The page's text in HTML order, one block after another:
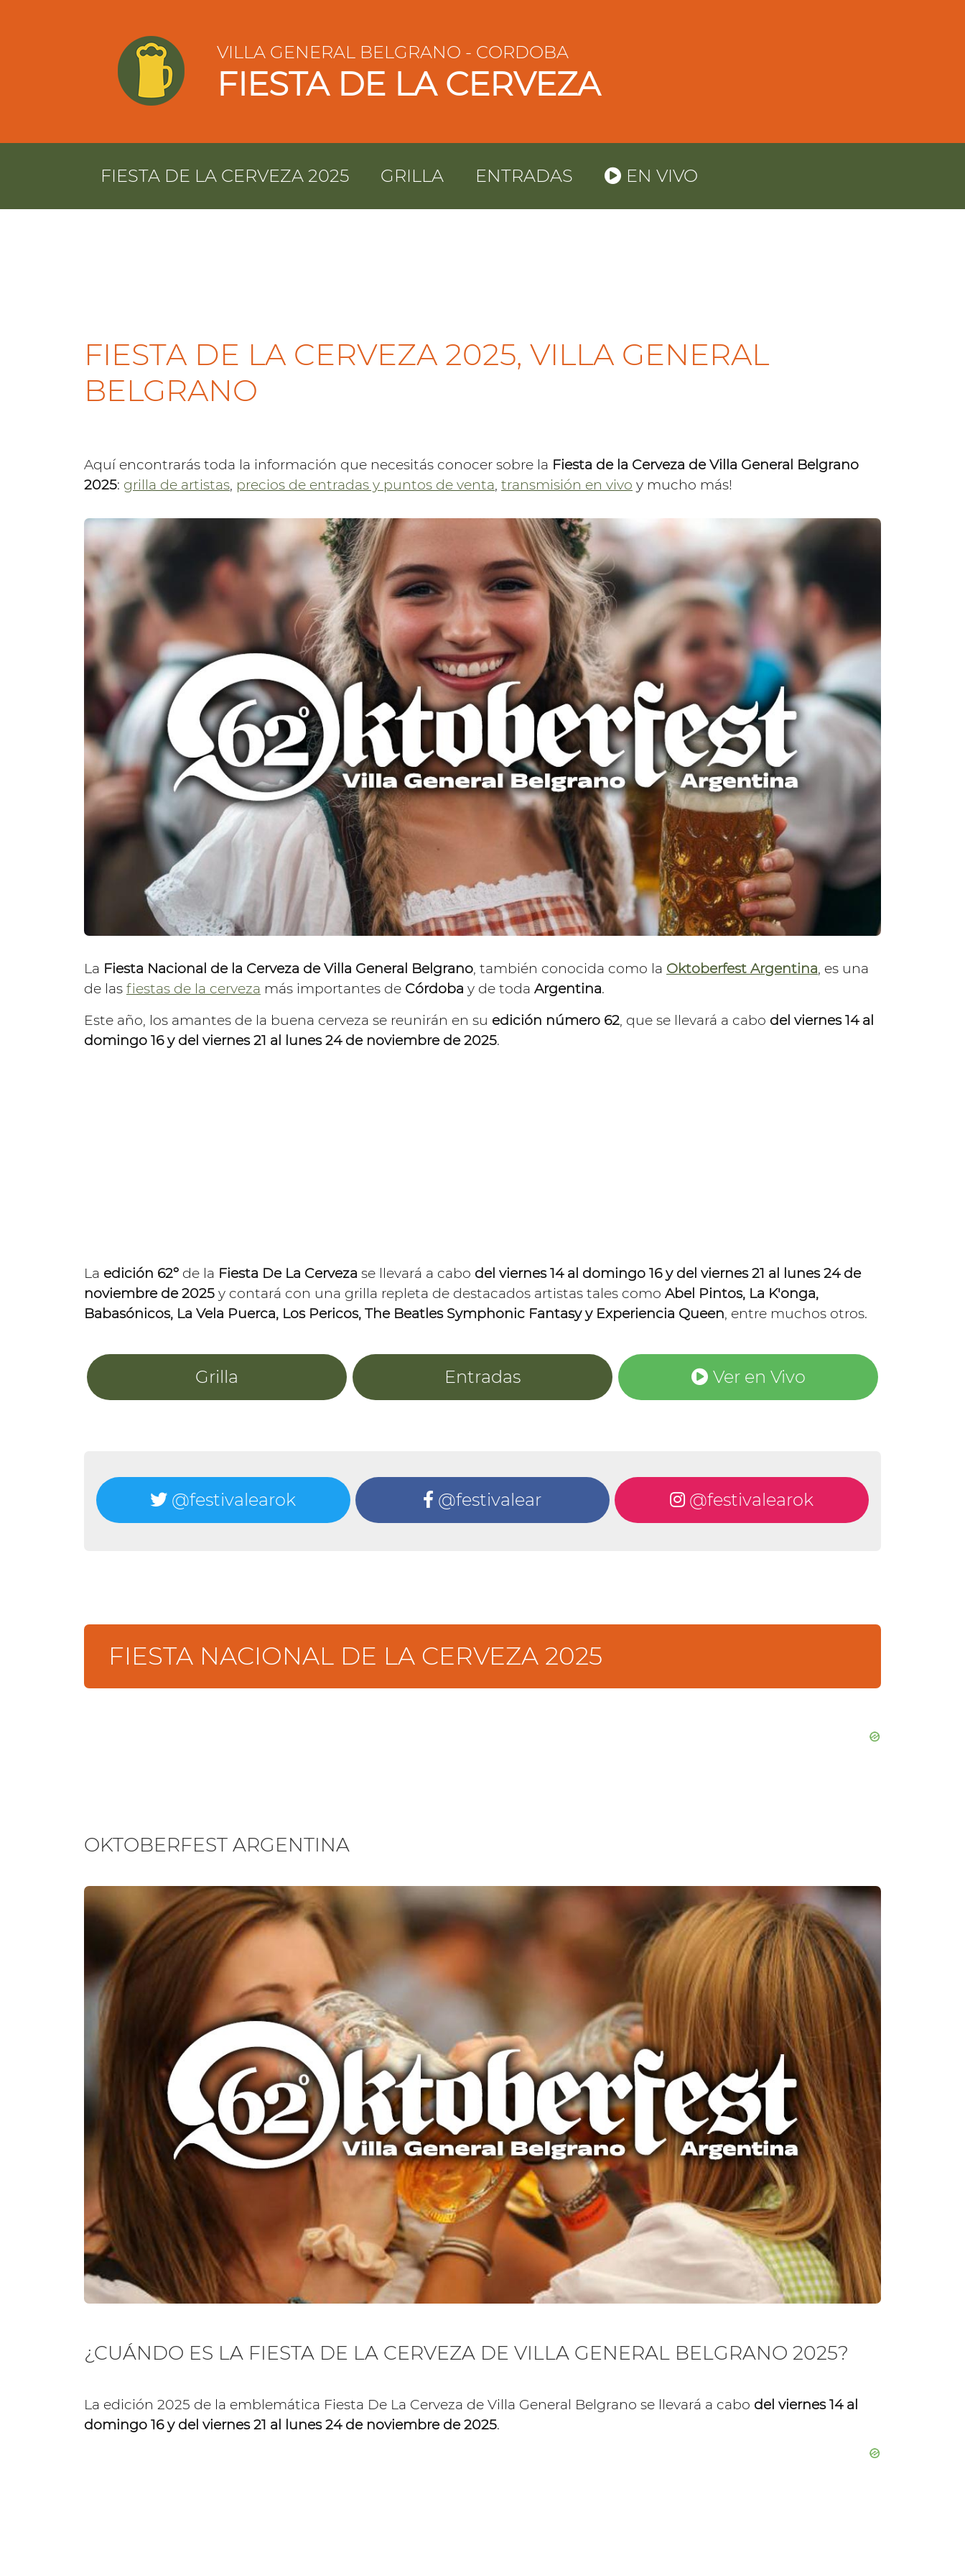
VILLA GENERAL BELGRANO - CORDOBA
FIESTA DE LA CERVEZA
FIESTA DE LA CERVEZA 2025 GRILLA ENTRADAS EN VIVO
FIESTA DE LA CERVEZA 2025, VILLA GENERAL
BELGRANO
Aquí encontrarás toda la información que necesitás conocer sobre la Fiesta de la Cerveza de Villa General Belgrano
2025: grilla de artistas precios de entradas y puntos de venta transmisión en vivo y mucho más!
La Fiesta Nacional de la Cerveza de Villa General Belgrano, también conocida como la Oktoberfest Argentina, es una
de las fiestas de la cerveza más importantes de Córdoba y de toda Argentina.
Este año, los amantes de la buena cerveza se reunirán en su edición número 62, que se llevará a cabo del viernes 14 al
domingo 16 y del viernes 21 al lunes 24 de noviembre de 2025.
La edición 62º de la Fiesta De La Cerveza se llevará a cabo del viernes 14 al domingo 16 y del viernes 21 al lunes 24 de
noviembre de 2025 y contará con una grilla repleta de destacados artistas tales como Abel Pintos, La K'onga,
Babasónicos, La Vela Puerca, Los Pericos, The Beatles Symphonic Fantasy y Experiencia Queen, entre muchos otros.
Grilla Entradas Ver en Vivo
@festivalearok @festivalear @festivalearok
FIESTA NACIONAL DE LA CERVEZA 2025
OKTOBERFEST ARGENTINA
¿CUÁNDO ES LA FIESTA DE LA CERVEZA DE VILLA GENERAL BELGRANO 2025?
La edición 2025 de la emblemática Fiesta De La Cerveza de Villa General Belgrano se llevará a cabo del viernes 14 al
domingo 16 y del viernes 21 al lunes 24 de noviembre de 2025.